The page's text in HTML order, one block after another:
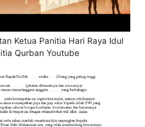
Ketua Panitia Hari Raya Idul
Qurban Youtube